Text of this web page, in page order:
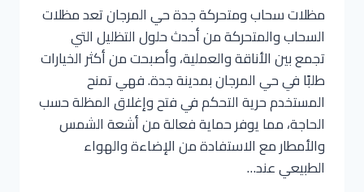
مظلات سحاب ومتحركة جدة حي المرجان تعد مظلات
السحاب والمتحركة من أحدث حلول التظليل التي
تجمع بين الأناقة والعملية، وأصبحت من أكثر الخيارات
طلبًا في حي المرجان بمدينة جدة. فهي تمنح
المستخدم حرية التحكم في فتح وإغلاق المظلة حسب
الحاجة، مما يوفر حماية فعالة من أشعة الشمس
والأمطار مع الاستفادة من الإضاءة والهواء
الطبيعي عند…